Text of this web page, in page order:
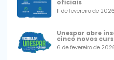
oficiais
11 de fevereiro de 2026
Unespar abre
cinco novos
6 de fevereiro de